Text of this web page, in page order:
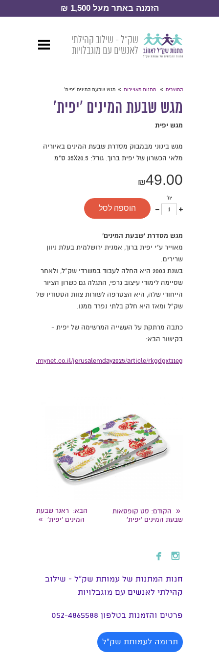
הזמנה באתר מעל 1,500 ₪
שק״ל - שילוב קהילתי
לאנשים עם מוגבלויות
המוצרים » מתנות מאויירות » מגש שבעת המינים 'יפית'
מגש שבעת המינים 'יפית'
מגש יפית
מגש בינוני מבמבוק מסדרת שבעת המינים באיוריה
מלאי הכשרון של יפית ברוך. גודל: 35X20.5 ס"מ
₪49.00
יח'
אחד
פחות
אחד
הוספה לסל
מגש מסדרת 'שבעת המינים'
מאוייר ע"י יפית ברוך, אמנית ירושלמית בעלת ניוון
שרירים.
בשנת 2003 היא החלה לעבוד במשרדי שק"ל, ולאחר
שסיימה לימודי עיצוב גרפי, התגלה גם כשרון הציור
הייחודי שלה, היא הצטרפה לשורות צוות הסטודיו של
שק"ל ומאז היא חלק בלתי נפרד ממנו.
כתבה מרתקת על העשייה המרשימה של יפית -
בקישור הבא:
jerusalem.mynet.co.il/jerusalemday2025/article/rkgdgxt11eg
« הקודם: סט קופסאות
שבעת המינים 'יפית'
הבא: ראנר שבעת
המינים 'יפית' »
 
חנות המתנות של עמותת שק״ל - שילוב
קהילתי לאנשים עם מוגבלויות
פרטים והזמנות בטלפון 052-4865588
תרומה לעמותת שק"ל